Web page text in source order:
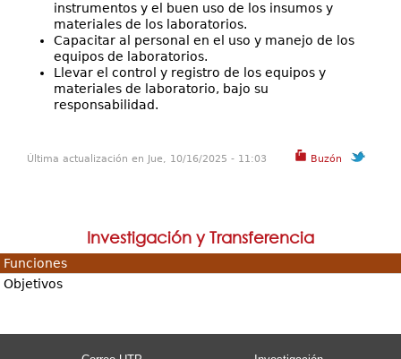
instrumentos y el buen uso de los insumos y
materiales de los laboratorios.
Capacitar al personal en el uso y manejo de los
equipos de laboratorios.
Llevar el control y registro de los equipos y
materiales de laboratorio, bajo su
responsabilidad.
Buzón
Última actualización en Jue, 10/16/2025 - 11:03
Investigación y Transferencia
Funciones
Objetivos